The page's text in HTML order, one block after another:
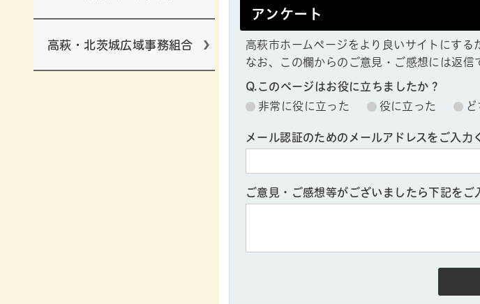
高萩・北茨城広域事務組合
アンケート
高萩市ホームページをより良いサイトにする
なお、この欄からのご意見・ご感想には返信
Q.このページはお役に立ちましたか？
非常に役に立った
役に立った
メール認証のためのメールアドレスをご入力
ご意見・ご感想等がございましたら下記をご